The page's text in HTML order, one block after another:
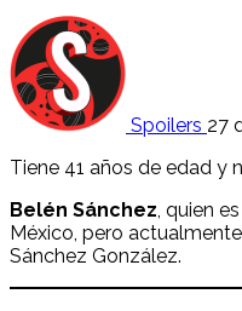
Spoilers 27
Tiene 41 años de edad y
Belén Sánchez , quien
México, pero
Sánchez González.